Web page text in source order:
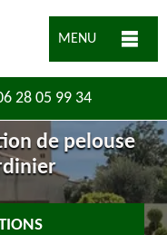
MENU
28 05 99 34
de pelouse